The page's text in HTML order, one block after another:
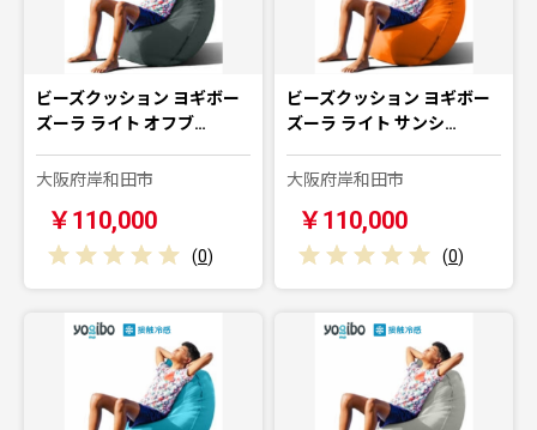
ビーズクッション ヨギボー
ズーラ ライト オフブ…
大阪府岸和田市
￥110,000
(0)
ビーズクッション ヨギボー
ズーラ ライト サンシ…
大阪府岸和田市
￥110,000
(0)